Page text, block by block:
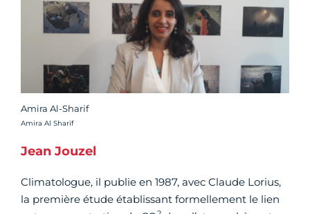
Amira Al-Sharif
Crédit photo :
Amira Al Sharif
Jean Jouzel
Climatologue, il publie en 1987, avec Claude Lorius,
la première étude établissant formellement le lien